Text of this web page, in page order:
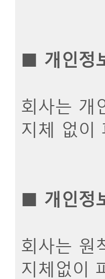
■ 개인정
회사는 개
지체 없이
■ 개인정
회사는 원
지체없이